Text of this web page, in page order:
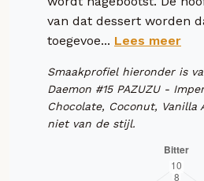
van dat dessert worden
toegevoe... Lees meer
Smaakprofiel hieronder is
Daemon #15 PAZUZU -
Chocolate, Coconut, Vanilla
niet van de stijl.